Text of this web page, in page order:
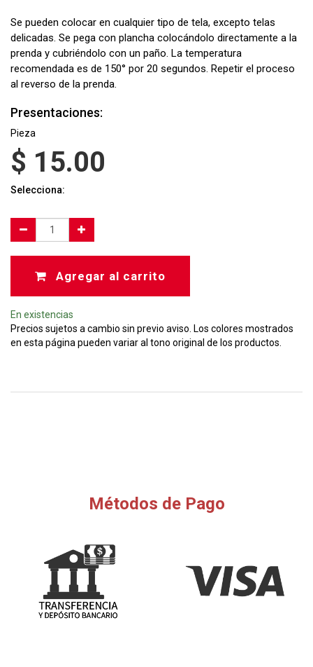
Se pueden colocar en cualquier tipo de tela, excepto telas
delicadas. Se pega con plancha colocándolo directamente a la
prenda y cubriéndolo con un paño. La temperatura
recomendada es de 150° por 20 segundos. Repetir el proceso
al reverso de la prenda.
Presentaciones:
Pieza
$ 15.00
Selecciona:
Agregar al carrito
En existencias
Precios sujetos a cambio sin previo aviso. Los colores mostrados
en esta página pueden variar al tono original de los productos.
Métodos de Pago